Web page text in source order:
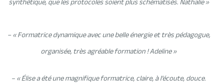
synthétique, que les protocoles soient plus schématisés. Nathalie »
– « Formatrice dynamique avec une belle énergie et très pédagogue,
organisée, très agréable formation ! Adeline »
– « Élise a été une magnifique formatrice, claire, à l’écoute, douce.